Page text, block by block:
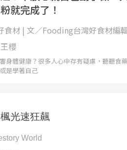
就完成了！
食材 | 文／Fooding台灣好食材編
櫻
身體健康？很多人心中存有疑慮，聽聽食
是學著自己